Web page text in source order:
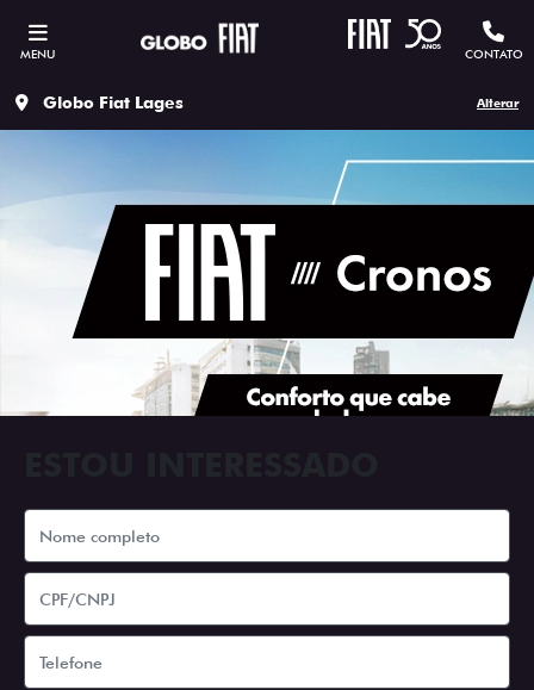
MENU CONTATO
Globo Fiat Lages Alterar